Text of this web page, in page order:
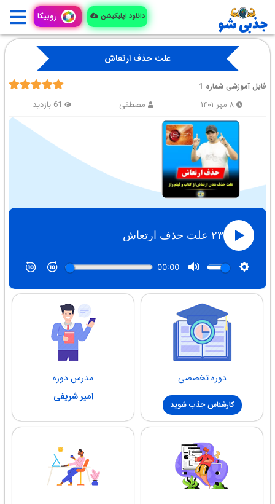
روبیکا دانلود اپلیکیشن
علت حذف ارتعاش
فایل آموزشی شماره 1
۸ مهر ۱۴۰۱ مصطفی 61 بازدید
دوره تخصصی
کارشناس جذب شوید
مدرس دوره
امیر شریفی